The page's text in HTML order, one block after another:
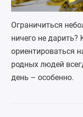
Ограничиться
ничего не дарить?
ориентироваться
родных людей
день – особенно.